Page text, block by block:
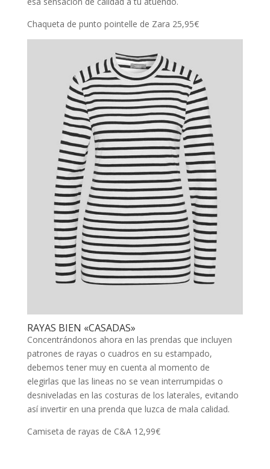
Chaqueta de punto pointelle de Zara 25,95€
RAYAS BIEN «CASADAS»
Concentrándonos ahora en las prendas que incluyen
patrones de rayas o cuadros en su estampado,
debemos tener muy en cuenta al momento de
elegirlas que las lineas no se vean interrumpidas o
desniveladas en las costuras de los laterales, evitando
así invertir en una prenda que luzca de mala calidad.
Camiseta de rayas de C&A 12,99€